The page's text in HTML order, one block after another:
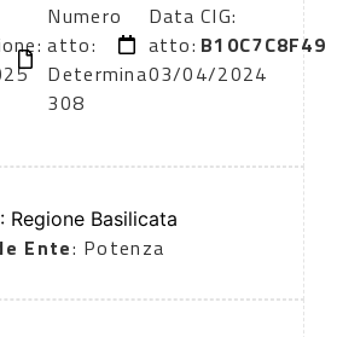
Numero
atto:
Determina
308
Data
atto:
03/04/2024
CIG:
B10C7C8F49
: Regione Basilicata
Ente: Potenza